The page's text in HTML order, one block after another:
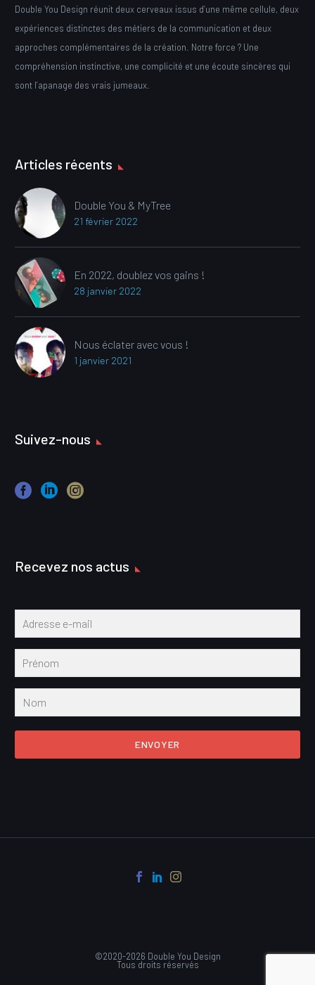
Double You Design réunit deux cerveaux issus d’une même cellule, deux
expériences distinctes des métiers de la communication et deux
approches complémentaires de la création. Notre force ? Une
compréhension instinctive, une complicité et une écoute sincères qui
sont l’apanage des vrais jumeaux.
Articles récents
Double You & MyTree
21 février 2022
En 2022, doublez vos gains !
28 janvier 2022
Nous éclater avec vous !
1 janvier 2021
Suivez-nous
Recevez nos actus
ENVOYER
©2020-2026 Double You Design
Tous droits réservés